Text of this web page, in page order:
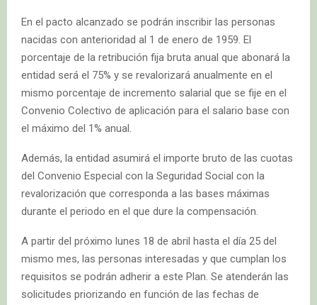
En el pacto alcanzado se podrán inscribir las personas
nacidas con anterioridad al 1 de enero de 1959. El
porcentaje de la retribución fija bruta anual que abonará la
entidad será el 75% y se revalorizará anualmente en el
mismo porcentaje de incremento salarial que se fije en el
Convenio Colectivo de aplicación para el salario base con
el máximo del 1% anual.
Además, la entidad asumirá el importe bruto de las cuotas
del Convenio Especial con la Seguridad Social con la
revalorización que corresponda a las bases máximas
durante el periodo en el que dure la compensación.
A partir del próximo lunes 18 de abril hasta el día 25 del
mismo mes, las personas interesadas y que cumplan los
requisitos se podrán adherir a este Plan. Se atenderán las
solicitudes priorizando en función de las fechas de